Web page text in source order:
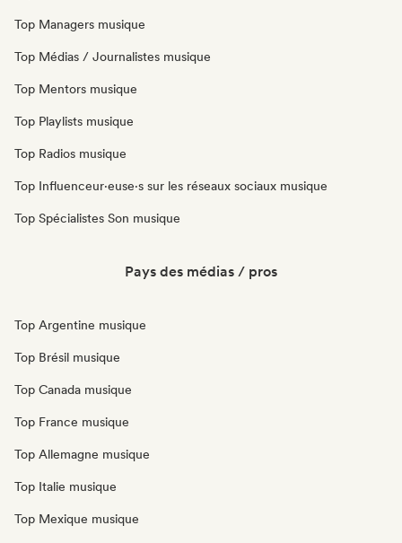
Top Managers musique
Top Médias / Journalistes musique
Top Mentors musique
Top Playlists musique
Top Radios musique
Top Influenceur·euse·s sur les réseaux sociaux musique
Top Spécialistes Son musique
Pays des médias / pros
Top Argentine musique
Top Brésil musique
Top Canada musique
Top France musique
Top Allemagne musique
Top Italie musique
Top Mexique musique